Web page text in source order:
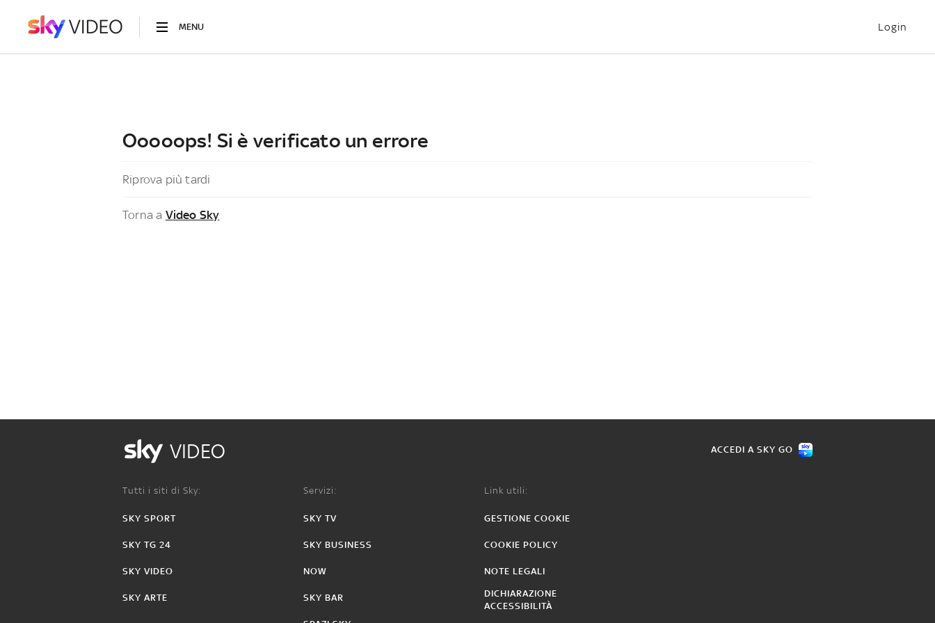
MENU Login
Ooooops! Si è verificato un errore
Riprova più tardi
Torna a Video Sky
VIDEO ACCEDI A SKY GO
Tutti i siti di Sky:
SKY SPORT
SKY TG 24
SKY VIDEO
SKY ARTE
Servizi:
SKY TV
SKY BUSINESS
NOW
SKY BAR
Link utili:
GESTIONE COOKIE
COOKIE POLICY
NOTE LEGALI
DICHIARAZIONE
ACCESSIBILITÀ